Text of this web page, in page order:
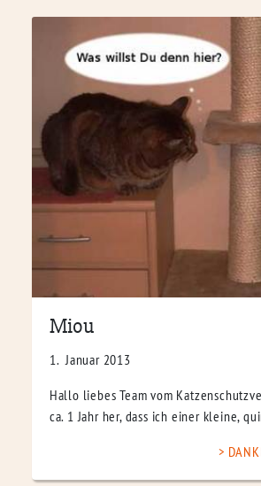
Miou
1. Januar 2013
Hallo liebes Team vom
ca. 1 Jahr her, dass ich einer kleine,